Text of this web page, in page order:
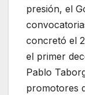
presión, el
concretó el
el primer
Pablo
promotores